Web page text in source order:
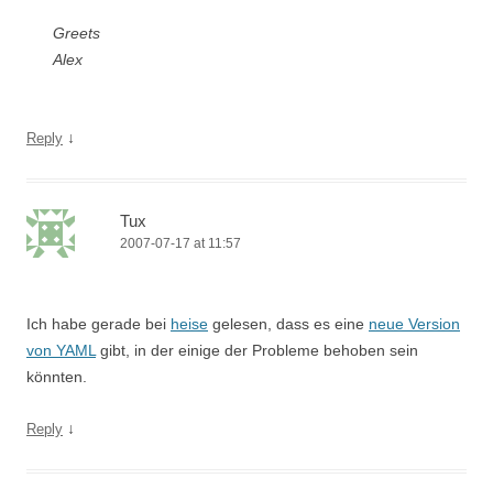
Greets
Alex
Reply ↓
Tux
2007-07-17 at 11:57
Ich habe gerade bei heise gelesen, dass es eine neue Version
von YAML gibt, in der einige der Probleme behoben sein
könnten.
Reply ↓